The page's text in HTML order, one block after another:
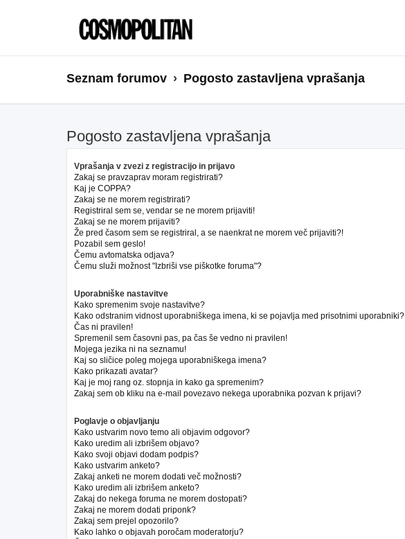
Seznam forumov Pogosto zastavljena vprašanja
Pogosto zastavljena vprašanja
Vprašanja v zvezi z registracijo in prijavo
Zakaj se pravzaprav moram registrirati?
Kaj je COPPA?
Zakaj se ne morem registrirati?
Registriral sem se, vendar se ne morem prijaviti!
Zakaj se ne morem prijaviti?
Že pred časom sem se registriral, a se naenkrat ne morem več prijaviti?!
Pozabil sem geslo!
Čemu avtomatska odjava?
Čemu služi možnost "Izbriši vse piškotke foruma"?
Uporabniške nastavitve
Kako spremenim svoje nastavitve?
Kako odstranim vidnost uporabniškega imena, ki se pojavlja med prisotnimi uporabniki?
Čas ni pravilen!
Spremenil sem časovni pas, pa čas še vedno ni pravilen!
Mojega jezika ni na seznamu!
Kaj so sličice poleg mojega uporabniškega imena?
Kako prikazati avatar?
Kaj je moj rang oz. stopnja in kako ga spremenim?
Zakaj sem ob kliku na e-mail povezavo nekega uporabnika pozvan k prijavi?
Poglavje o objavljanju
Kako ustvarim novo temo ali objavim odgovor?
Kako uredim ali izbrišem objavo?
Kako svoji objavi dodam podpis?
Kako ustvarim anketo?
Zakaj anketi ne morem dodati več možnosti?
Kako uredim ali izbrišem anketo?
Zakaj do nekega foruma ne morem dostopati?
Zakaj ne morem dodati priponk?
Zakaj sem prejel opozorilo?
Kako lahko o objavah poročam moderatorju?